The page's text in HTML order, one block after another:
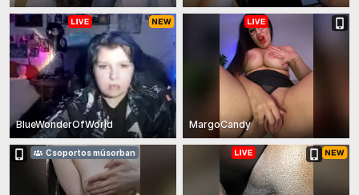
BlueWonderOfWorld MargoCandy
Csoportos műsorban